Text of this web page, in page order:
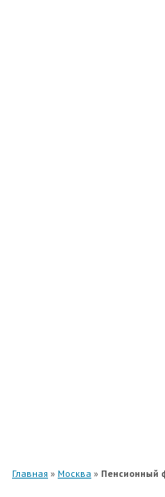
Главная » Москва » Пенсионный